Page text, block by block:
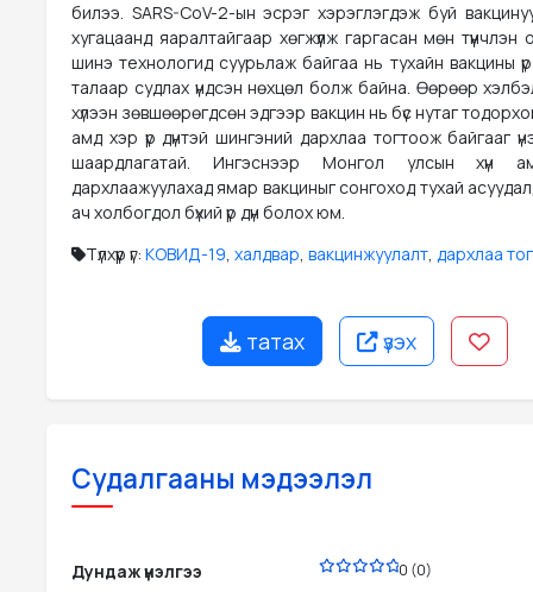
билээ. SARS-CoV-2-ын эсрэг хэрэглэгдэж буй
хугацаанд яаралтайгаар хөгжүүлж гаргасан мөн
шинэ технологид суурьлаж байгаа нь тухайн вакцины
талаар судлах үндсэн нөхцөл болж байна. Өөрөөр
хүлээн зөвшөөрөгдсөн эдгээр вакцин нь бүс нутаг
амд хэр үр дүнтэй шингэний дархлаа тогтоож байгааг
шаардлагатай. Ингэснээр Монгол улсын хүн
дархлаажуулахад ямар вакциныг сонгоход тухай
ач холбогдол бүхий үр дүн болох юм.
Түлхүүр үг: КОВИД-19, халдвар, вакцинжуулалт, дархлаа
татах үзэх
Судалгааны мэдээлэл
Дундаж үнэлгээ 0 (0)